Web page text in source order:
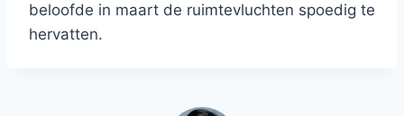
beloofde in maart de ruimtevluchten spoedig te
hervatten.